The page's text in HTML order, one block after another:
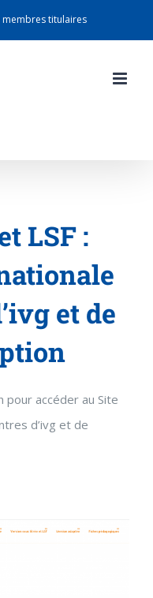
membres titulaires
LSF :
et de
pour accéder au Site
d’ivg et de